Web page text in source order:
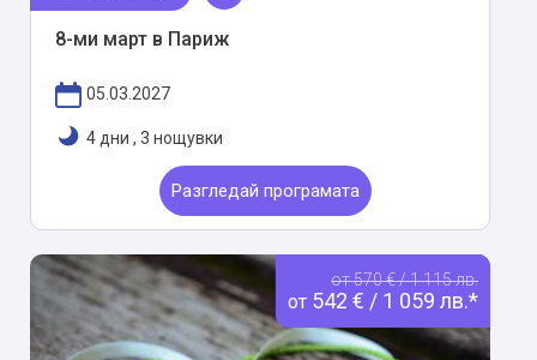
8-ми март в Париж
05.03.2027
4 дни , 3 нощувки
Разгледай програмата
от 570 € / 1 115 лв.
от 542 € / 1 059 лв.*